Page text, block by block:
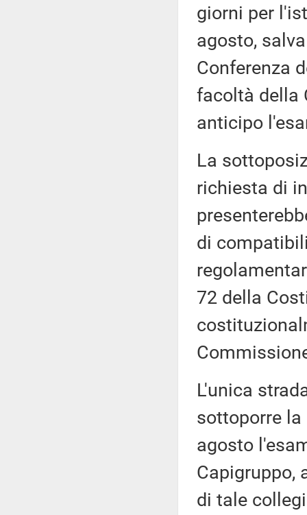
giorni per
agosto,
Conferenza
facoltà della
anticipo
La
richiesta di
di
72 della
L'unica
sottoporre
agosto
Capigruppo,
di tale